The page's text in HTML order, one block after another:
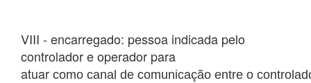
VIII - encarregado: pessoa indicada pelo
controlador e operador para
atuar